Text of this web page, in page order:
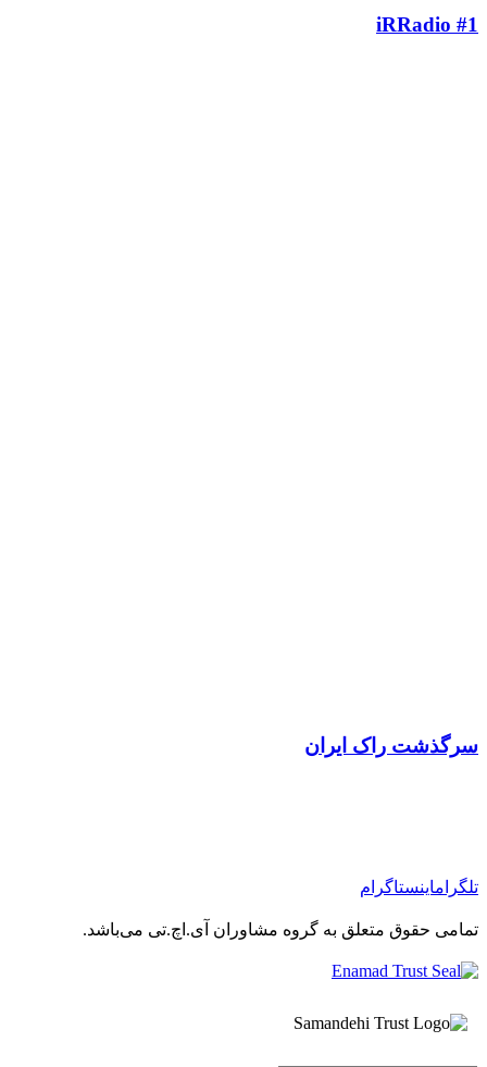
iRRadio #1
سرگذشت راک ایران
تلگراماینستاگرام
تمامی حقوق متعلق به گروه مشاوران آی.اچ.تی می‌باشد.